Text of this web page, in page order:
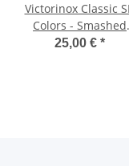
Victorinox Classic
Colors - Smashed
Avocado
25,00 € *